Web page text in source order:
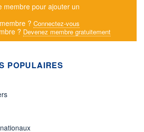
membre pour ajouter un
? Connectez-vous
? Devenez membre gratuitement
POPULAIRES